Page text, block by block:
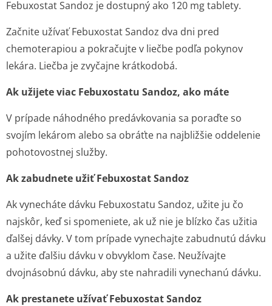
Febuxostat Sandoz je dostupný ako 120 mg tablety.
Začnite užívať Febuxostat Sandoz dva dni pred
chemoterapiou a pokračujte v liečbe podľa pokynov
lekára. Liečba je zvyčajne krátkodobá.
Ak užijete viac Febuxostatu Sandoz, ako máte
V prípade náhodného predávkovania sa poraďte so
svojím lekárom alebo sa obráťte na najbližšie oddelenie
pohotovostnej služby.
Ak zabudnete užiť Febuxostat Sandoz
Ak vynecháte dávku Febuxostatu Sandoz, užite ju čo
najskôr, keď si spomeniete, ak už nie je blízko čas užitia
ďalšej dávky. V tom prípade vynechajte zabudnutú dávku
a užite ďalšiu dávku v obvyklom čase. Neužívajte
dvojnásobnú dávku, aby ste nahradili vynechanú dávku.
Ak prestanete užívať Febuxostat Sandoz